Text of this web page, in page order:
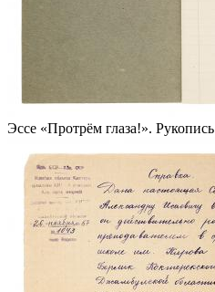
Эссе «Протрëм глаза!». Рукопись